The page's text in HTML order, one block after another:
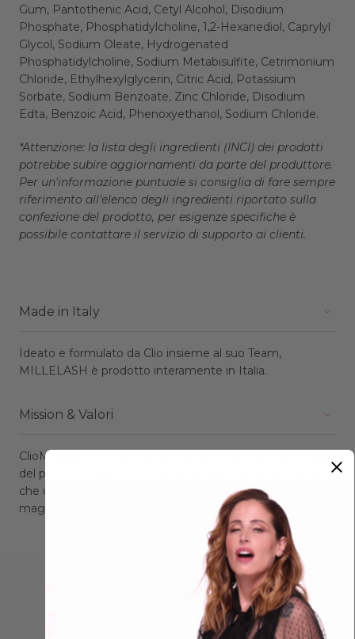
Gum, Pantothenic Acid, Cetyl Alcohol, Disodium
Phosphate, Phosphatidylcholine, 1,2-Hexanediol, Caprylyl
Glycol, Sodium Oleate, Hydrogenated
Phosphatidylcholine, Sodium Metabisulfite, Cetrimonium
Chloride, Ethylhexylglycerin, Citric Acid, Potassium
Sorbate, Sodium Benzoate, Zinc Chloride, Disodium
Edta, Benzoic Acid, Phenoxyethanol, Sodium Chloride.
*Attenzione: la lista degli ingredienti (INCI) dei prodotti
potrebbe subire aggiornamenti da parte del produttore.
Per un'informazione puntuale si consiglia di fare sempre
riferimento all'elenco degli ingredienti riportato sulla
confezione del prodotto, per esigenze specifiche è
possibile contattare il servizio di supporto ai clienti.
Made in Italy
Ideato e formulato da Clio insieme al suo Team,
MILLELASH è prodotto interamente in Italia.
Mission & Valori
ClioMakeUp pone la massima attenzione verso la qualità
del prodotto finito, si avvale di produttori italiani certificati
che usano materie prime di origine controllata, per
maggiori informazioni consulta
Mission & Valori.